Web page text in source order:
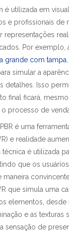
é utilizada em
e profissionais de
representações
Por exemplo,
grande com tampa
simular a
detalhes. Isso
final ficará, mesmo
processo de
é uma
e realidade
técnica é utilizada
que os
maneira
que simula uma
elementos, desde
e as texturas
sensação de